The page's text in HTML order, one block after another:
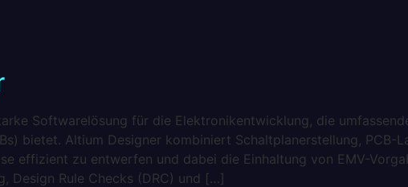
Softwarelösung für die Elektronikentwicklung, die
bietet. Altium Designer kombiniert Schaltplanerstellung, PCB-
effizient zu entwerfen und dabei die Einhaltung von EMV-
Design Rule Checks (DRC) und […]